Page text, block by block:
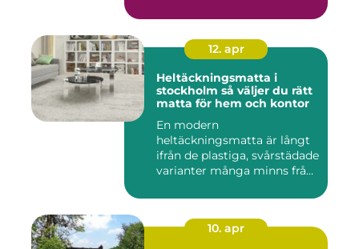
12. apr
Heltäckningsmatta i
stockholm så väljer du rätt
matta för hem och kontor
En modern
heltäckningsmatta är långt
ifrån de plastiga, svårstädade
varianter många minns från
10. apr